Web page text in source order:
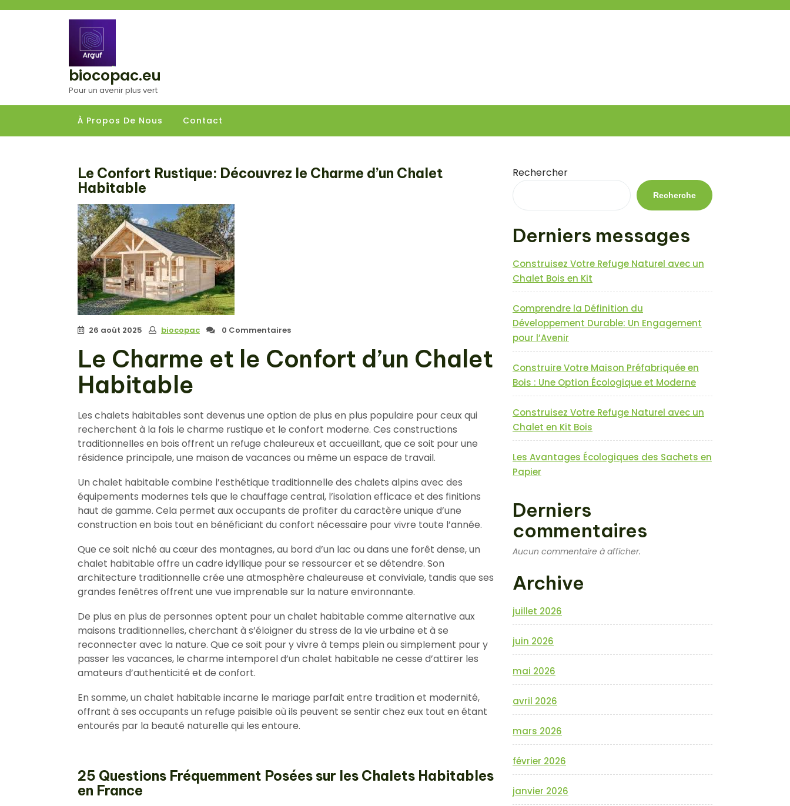
biocopac.eu
Pour un avenir plus vert
À Propos De Nous Contact
Le Confort Rustique: Découvrez le Charme d’un Chalet
Habitable
26 août 2025 biocopac 0 Commentaires
Le Charme et le Confort d’un Chalet
Habitable
Les chalets habitables sont devenus une option de plus en plus populaire pour ceux qui
recherchent à la fois le charme rustique et le confort moderne. Ces constructions
traditionnelles en bois offrent un refuge chaleureux et accueillant, que ce soit pour une
résidence principale, une maison de vacances ou même un espace de travail.
Un chalet habitable combine l’esthétique traditionnelle des chalets alpins avec des
équipements modernes tels que le chauffage central, l’isolation efficace et des finitions
haut de gamme. Cela permet aux occupants de profiter du caractère unique d’une
construction en bois tout en bénéficiant du confort nécessaire pour vivre toute l’année.
Que ce soit niché au cœur des montagnes, au bord d’un lac ou dans une forêt dense, un
chalet habitable offre un cadre idyllique pour se ressourcer et se détendre. Son
architecture traditionnelle crée une atmosphère chaleureuse et conviviale, tandis que ses
grandes fenêtres offrent une vue imprenable sur la nature environnante.
De plus en plus de personnes optent pour un chalet habitable comme alternative aux
maisons traditionnelles, cherchant à s’éloigner du stress de la vie urbaine et à se
reconnecter avec la nature. Que ce soit pour y vivre à temps plein ou simplement pour y
passer les vacances, le charme intemporel d’un chalet habitable ne cesse d’attirer les
amateurs d’authenticité et de confort.
En somme, un chalet habitable incarne le mariage parfait entre tradition et modernité,
offrant à ses occupants un refuge paisible où ils peuvent se sentir chez eux tout en étant
entourés par la beauté naturelle qui les entoure.
25 Questions Fréquemment Posées sur les Chalets Habitables
en France
Rechercher
Recherche
Derniers messages
Construisez Votre Refuge Naturel avec un
Chalet Bois en Kit
Comprendre la Définition du
Développement Durable: Un Engagement
pour l’Avenir
Construire Votre Maison Préfabriquée en
Bois : Une Option Écologique et Moderne
Construisez Votre Refuge Naturel avec un
Chalet en Kit Bois
Les Avantages Écologiques des Sachets en
Papier
Derniers
commentaires
Aucun commentaire à afficher.
Archive
juillet 2026
juin 2026
mai 2026
avril 2026
mars 2026
février 2026
janvier 2026